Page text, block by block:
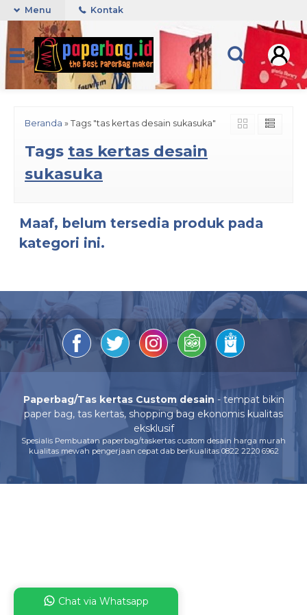
Menu Kontak
Beranda » Tags "tas kertas desain sukasuka"
Tags tas kertas desain
sukasuka
Maaf, belum tersedia produk pada
kategori ini.
Paperbag/Tas kertas Custom desain - tempat bikin
paper bag, tas kertas, shopping bag ekonomis kualitas
eksklusif
Spesialis Pembuatan paperbag/taskertas custom desain harga murah
kualitas mewah pengerjaan cepat dab berkualitas 0822 2220 6962
Chat via Whatsapp